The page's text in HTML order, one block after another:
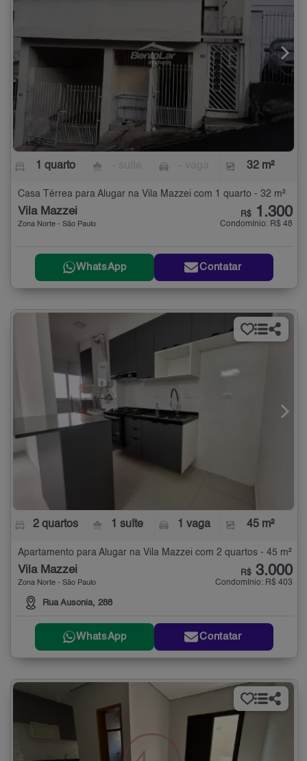
1 quarto 32 m²
Casa Térrea para Alugar na Vila Mazzei com 1 quarto - 32 m²
Vila Mazzei
Zona Norte - São Paulo
R$ 1.300
Condomínio: R$ 48
WhatsApp Contatar
2 quartos 1 suíte 1 vaga 45 m²
Apartamento para Alugar na Vila Mazzei com 2 quartos - 45 m²
Vila Mazzei
Zona Norte - São Paulo
Rua Ausonia, 288
R$ 3.000
Condomínio: R$ 403
WhatsApp Contatar